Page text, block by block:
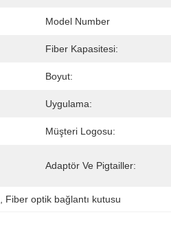
Model Number
Fiber Kapasitesi:
Boyut:
Uygulama:
Müşteri Logosu:
Adaptör Ve Pigtailler:
Fiber optik bağlantı kutusu